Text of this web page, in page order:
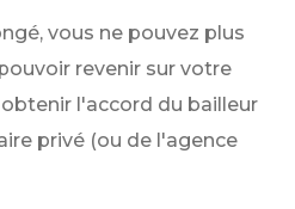
vous ne pouvez plus
revenir sur votre
l'accord du bailleur
privé (ou de l'agence